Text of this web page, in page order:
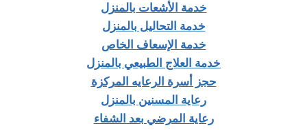
خدمة الأشعات بالمنزل
خدمة التحاليل بالمنزل
خدمة الإسعاف الخاص
خدمة العلاج الطبيعي بالمنزل
حجز أسرة الرعايه المركزة
رعاية المسنين بالمنزل
رعاية المرضي بعد الشفاء